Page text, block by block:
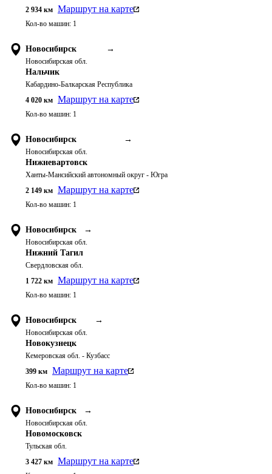
2 934 км Маршрут на карте
Кол-во машин: 1
Новосибирск →
Новосибирская обл.
Нальчик
Кабардино-Балкарская Республика
4 020 км Маршрут на карте
Кол-во машин: 1
Новосибирск →
Новосибирская обл.
Нижневартовск
Ханты-Мансийский автономный округ - Югра
2 149 км Маршрут на карте
Кол-во машин: 1
Новосибирск →
Новосибирская обл.
Нижний Тагил
Свердловская обл.
1 722 км Маршрут на карте
Кол-во машин: 1
Новосибирск →
Новосибирская обл.
Новокузнецк
Кемеровская обл. - Кузбасс
399 км Маршрут на карте
Кол-во машин: 1
Новосибирск →
Новосибирская обл.
Новомосковск
Тульская обл.
3 427 км Маршрут на карте